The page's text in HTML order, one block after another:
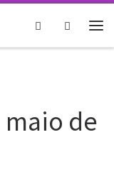
Search
maio de